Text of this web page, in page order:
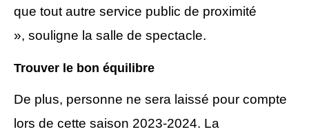
que tout autre service public de proximité
», souligne la salle de spectacle.
Trouver le bon équilibre
De plus, personne ne sera laissé pour compte
lors de cette saison 2023-2024. La